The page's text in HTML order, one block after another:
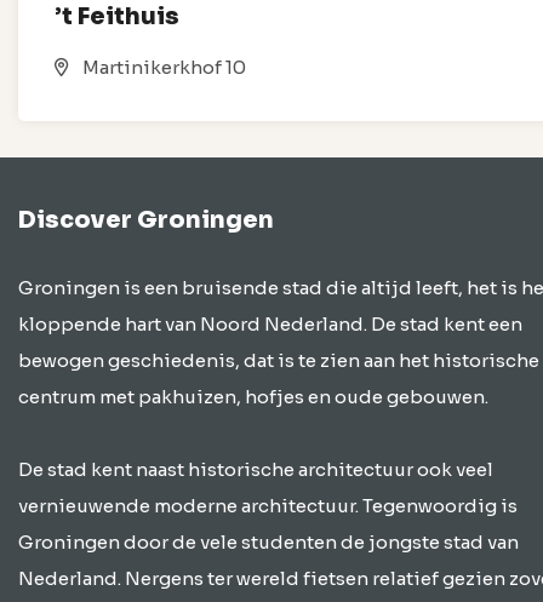
’t Feithuis
Martinikerkhof 10
Discover Groningen
Groningen is een bruisende stad die altijd leeft, het is
kloppende hart van Noord Nederland. De stad kent een
bewogen geschiedenis, dat is te zien aan het historische
centrum met pakhuizen, hofjes en oude gebouwen.
De stad kent naast historische architectuur ook veel
vernieuwende moderne architectuur. Tegenwoordig is
Groningen door de vele studenten de jongste stad van
Nederland. Nergens ter wereld fietsen relatief gezien